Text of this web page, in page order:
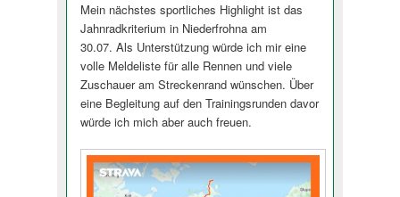
Mein nächstes sportliches Highlight ist das
Jahnradkriterium in Niederfrohna am
30.07. Als Unterstützung würde ich mir eine
volle Meldeliste für alle Rennen und viele
Zuschauer am Streckenrand wünschen. Über
eine Begleitung auf den Trainingsrunden davor
würde ich mich aber auch freuen.